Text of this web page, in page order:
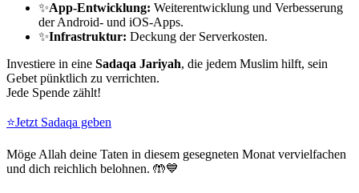
✨App-Entwicklung: Weiterentwicklung und Verbesserung
der Android- und iOS-Apps.
✨Infrastruktur: Deckung der Serverkosten.
Investiere in eine Sadaqa Jariyah, die jedem Muslim hilft, sein
Gebet pünktlich zu verrichten.
Jede Spende zählt!
⭐Jetzt Sadaqa geben
Möge Allah deine Taten in diesem gesegneten Monat vervielfachen
und dich reichlich belohnen. 🤲💙